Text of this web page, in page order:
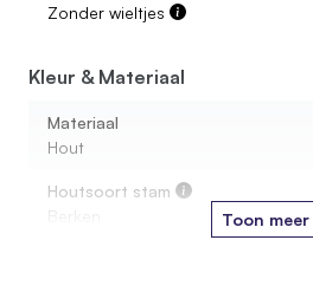
In welke houtsoorten zijn de
Hoe hoog moet een
Zonder wieltjes
Kleur & Materiaal
Materiaal
Hout
Houtsoort stam
Berken
Toon meer